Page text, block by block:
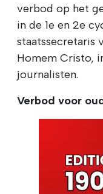
verbod op het
in de 1e en 2e
staatssecretaris
Homem Cristo,
journalisten.
Verbod voor